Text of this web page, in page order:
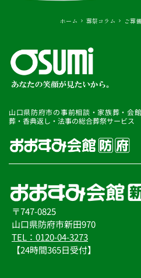
ホーム 葬祭コラム ご葬
山口県防府市の事前相談・家族葬・会
葬・香典返し・法事の総合葬祭サービス
〒747-0825
山口県防府市新田970
TEL：0120-04-3273
【24時間365日受付】